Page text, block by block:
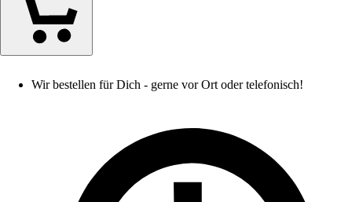
Wir bestellen für Dich - gerne vor Ort oder telefonisch!